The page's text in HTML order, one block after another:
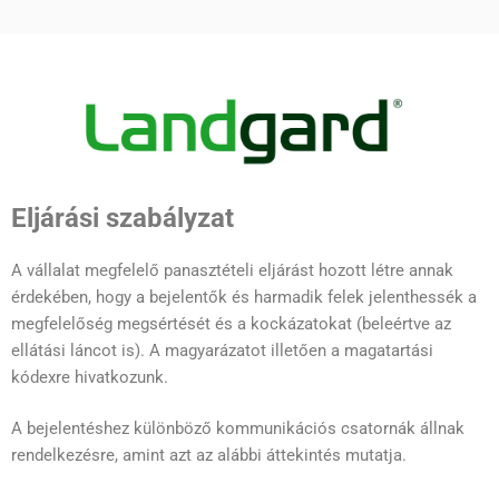
Eljárási szabályzat
A vállalat megfelelő panasztételi eljárást hozott létre annak
érdekében, hogy a bejelentők és harmadik felek jelenthessék a
megfelelőség megsértését és a kockázatokat (beleértve az
ellátási láncot is). A magyarázatot illetően a magatartási
kódexre hivatkozunk.
A bejelentéshez különböző kommunikációs csatornák állnak
rendelkezésre, amint azt az alábbi áttekintés mutatja.